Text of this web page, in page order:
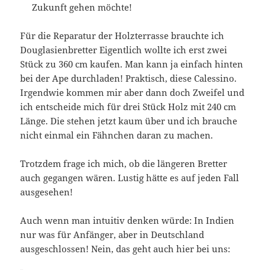
Zukunft gehen möchte!
Für die Reparatur der Holzterrasse brauchte ich
Douglasienbretter Eigentlich wollte ich erst zwei
Stück zu 360 cm kaufen. Man kann ja einfach hinten
bei der Ape durchladen! Praktisch, diese Calessino.
Irgendwie kommen mir aber dann doch Zweifel und
ich entscheide mich für drei Stück Holz mit 240 cm
Länge. Die stehen jetzt kaum über und ich brauche
nicht einmal ein Fähnchen daran zu machen.
Trotzdem frage ich mich, ob die längeren Bretter
auch gegangen wären. Lustig hätte es auf jeden Fall
ausgesehen!
Auch wenn man intuitiv denken würde: In Indien
nur was für Anfänger, aber in Deutschland
ausgeschlossen! Nein, das geht auch hier bei uns: